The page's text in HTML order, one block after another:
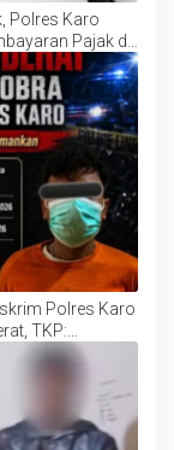
Polres Karo
Pajak di
Polres Karo
TKP: